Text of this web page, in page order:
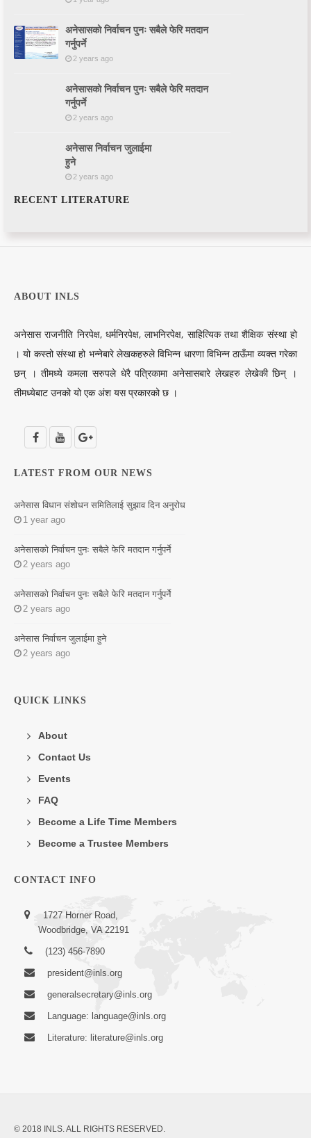
अनेसासको निर्वाचन पुनः सबैले फेरि मतदान
गर्नुपर्ने
2 years ago
अनेसासको निर्वाचन पुनः सबैले फेरि मतदान
गर्नुपर्ने
2 years ago
अनेसास निर्वाचन जुलाईमा
हुने
2 years ago
RECENT LITERATURE
ABOUT INLS
अनेसास राजनीति निरपेक्ष, धर्मनिरपेक्ष, लाभनिरपेक्ष, साहित्यिक तथा शैक्षिक संस्था हो
। यो कस्तो संस्था हो भन्नेबारे लेखकहरुले विभिन्न धारणा विभिन्न ठाऊँमा व्यक्त गरेका
छन् । तीमध्ये कमला सरुपले धेरै पत्रिकामा अनेसासबारे लेखहरु लेखेकी छिन् ।
तीमध्येबाट उनको यो एक अंश यस प्रकारको छ ।
LATEST FROM OUR NEWS
अनेसास विधान संशोधन समितिलाई सुझाव दिन अनुरोध
1 year ago
अनेसासको निर्वाचन पुनः सबैले फेरि मतदान गर्नुपर्ने
2 years ago
अनेसासको निर्वाचन पुनः सबैले फेरि मतदान गर्नुपर्ने
2 years ago
अनेसास निर्वाचन जुलाईमा हुने
2 years ago
QUICK LINKS
About
Contact Us
Events
FAQ
Become a Life Time Members
Become a Trustee Members
CONTACT INFO
1727 Horner Road,
Woodbridge, VA 22191
(123) 456-7890
president@inls.org
generalsecretary@inls.org
Language: language@inls.org
Literature: literature@inls.org
© 2018 INLS. ALL RIGHTS RESERVED.